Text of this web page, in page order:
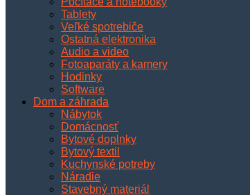
Tablety
Veľké spotrebiče
Ostatná elektronika
Audio a video
Fotoaparáty a kamery
Hodinky
Software
Dom a záhrada
Nábytok
Domácnosť
Bytové doplnky
Bytový textil
Kuchynské potreby
Náradie
Stavebný materiál